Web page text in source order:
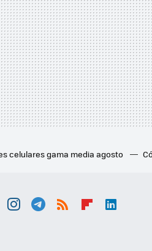
celulares gama media agosto